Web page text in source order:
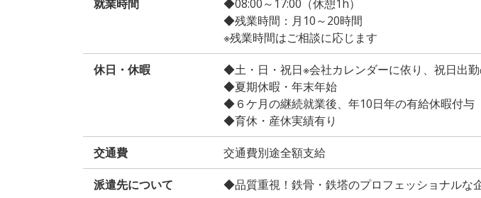
就業時間
◆08:00～17:00（休憩1h）
◆残業時間：月10～20時間
※残業時間はご相談に応じます
休日・休暇
◆土・日・祝日※会社カレンダーに依り、祝日出勤
◆夏期休暇・年末年始
◆６ケ月の継続就業後、年10日年の有給休暇付与
◆育休・産休実績有り
交通費 交通費別途全額支給
派遣先について ◆品質重視！鉄骨・鉄塔のプロフェッショナルな